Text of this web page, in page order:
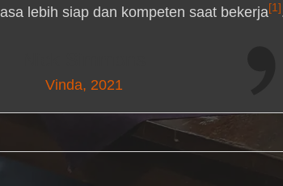
lebih siap dan kompeten saat bekerja[1]
Vinda, 2021